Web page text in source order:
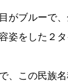
がブルーで
姿をした２
、この民族